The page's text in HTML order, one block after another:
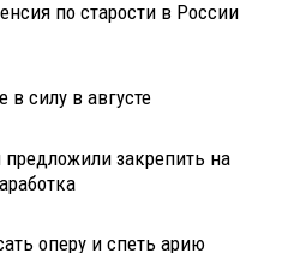
по старости в России
силу в августе
закрепить на
оперу и спеть арию